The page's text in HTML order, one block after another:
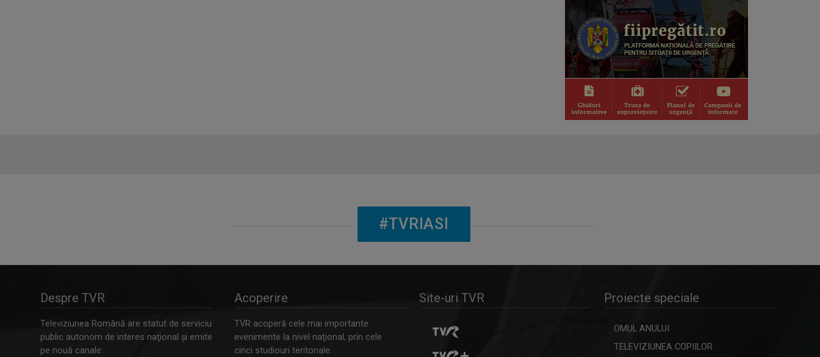
Un nou remediu pentru curiozitatea ...
CARAVANA TVR3 LA TINE
ACASĂ
Magazin de călătorie
difuzate ...
#TVRIASI
Despre TVR
Televiziunea Română are statut de serviciu
public autonom de interes naţional şi emite
pe nouă canale:
Acoperire
TVR acoperă cele mai importante
evenimente la nivel naţional, prin cele
cinci studiouri teritoriale:
Site-uri TVR Proiecte speciale
OMUL ANULUI
TELEVIZIUNEA COPIILOR